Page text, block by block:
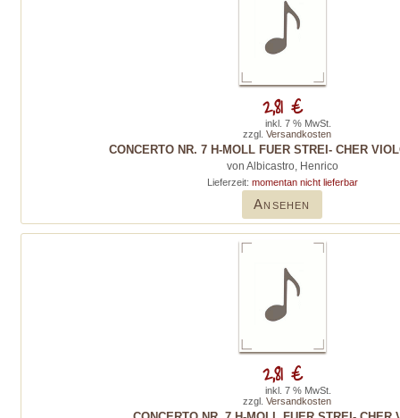
CONCERTO NR. 7 H-MOLL FUER STREI- CHER
von Albicastro, Henrico
Lieferzeit: momentan nicht lieferbar
Ansehen
2,81 €
inkl. 7 % MwSt.
zzgl. Versandkosten
2,81 €
inkl. 7 % MwSt.
zzgl. Versandkosten